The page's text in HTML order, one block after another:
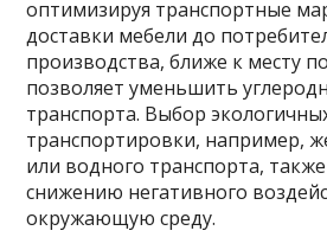
оптимизируя транспортные
доставки мебели до
производства, ближе к месту
позволяет уменьшить
транспорта. Выбор
транспортировки, например,
или водного транспорта, также
снижению негативного
окружающую среду.